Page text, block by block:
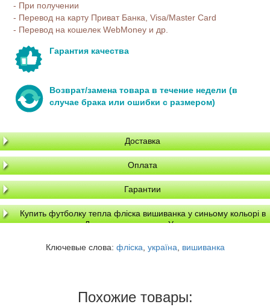
- При получении
- Перевод на карту Приват Банка, Visa/Master Card
- Перевод на кошелек WebMoney и др.
Гарантия качества
Возврат/замена товара в течение недели (в
случае брака или ошибки с размером)
Доставка
Оплата
Гарантии
Купить футболку тепла фліска вишиванка у синьому кольорі в
Днепре, доставка по Украине
Ключевые слова: фліска, україна, вишиванка
Похожие товары: